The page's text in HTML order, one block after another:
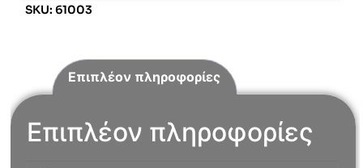
SKU: 61003
Επιπλέον πληροφορίες
Επιπλέον πληροφορίες